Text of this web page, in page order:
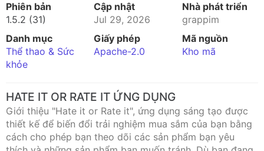
Phiên bản
1.5.2 (31)
Cập nhật
Jul 29, 2026
Nhà phát triển
grappim
Danh mục
Thể thao & Sức
khỏe
Giấy phép
Apache-2.0
Mã nguồn
Kho mã
HATE IT OR RATE IT ỨNG DỤNG
Giới thiệu "Hate it or Rate it", ứng dụng sáng tạo được
thiết kế để biến đổi trải nghiệm mua sắm của bạn bằng
cách cho phép bạn theo dõi các sản phẩm bạn yêu